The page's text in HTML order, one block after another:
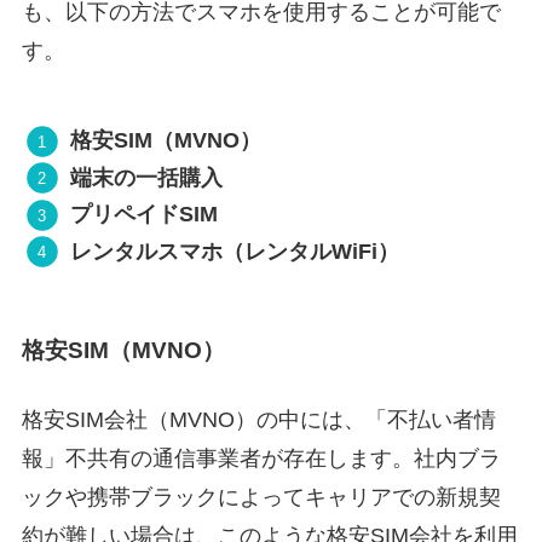
も、以下の方法でスマホを使用することが可能で
す。
格安SIM（MVNO）
端末の一括購入
プリペイドSIM
レンタルスマホ（レンタルWiFi）
格安SIM（MVNO）
格安SIM会社（MVNO）の中には、「不払い者情
報」不共有の通信事業者が存在します。社内ブラ
ックや携帯ブラックによってキャリアでの新規契
約が難しい場合は、このような格安SIM会社を利用